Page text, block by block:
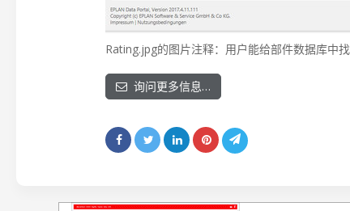
Rating.jpg的图片注释：用户能给部件数据库中
询问更多信息…